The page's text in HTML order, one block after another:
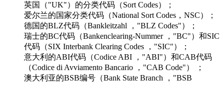
英国（"UK"）的分类代码（Sort Codes）；
爱尔兰的国家分类代码（National Sort Codes，NSC）；
德国的BLZ代码（Bankleitzahl ，"BLZ Codes"）；
瑞士的BC代码（Bankenclearing-Nummer ，"BC"）和SIC
代码（SIX Interbank Clearing Codes ，"SIC"）；
意大利的ABI代码（Codice ABI ，"ABI"）和CAB代码
（Codice di Avviamento Bancario ，"CAB Code"） ；
澳大利亚的BSB编号（Bank State Branch ，"BSB